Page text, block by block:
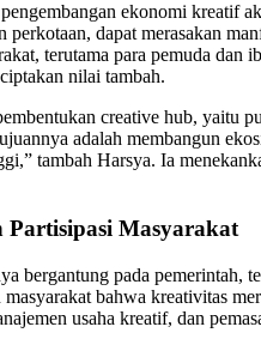
ekonomi kreatif
dapat merasakan
terutama para pemuda
nilai tambah.
creative hub, yaitu
adalah membangun
tambah Harsya. Ia
Partisipasi Masyarakat
bergantung pada pemerintah,
masyarakat bahwa kreativitas
usaha kreatif, dan